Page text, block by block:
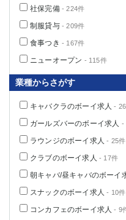
社保完備- 224件
制服貸与- 209件
食事つき - 167件
ニューオープン - 115件
業種からさがす
キャバクラのボーイ求人 -
ガールズバーのボーイ求人 -
ラウンジのボーイ求人 - 25件
クラブのボーイ求人 - 17件
朝キャバ/昼キャバのボーイ
スナックのボーイ求人 - 10件
コンカフェのボーイ求人 - 9
東金
栃木県
宇都宮
東武宇都宮（宇都宮西口
茨城県
土浦
群馬県
高崎